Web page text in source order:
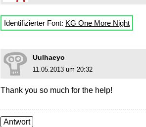
Identifizierter Font: KG One More Night
Uulhaeyo
11.05.2013 um 20:32
Thank you so much for the help!
Antwort